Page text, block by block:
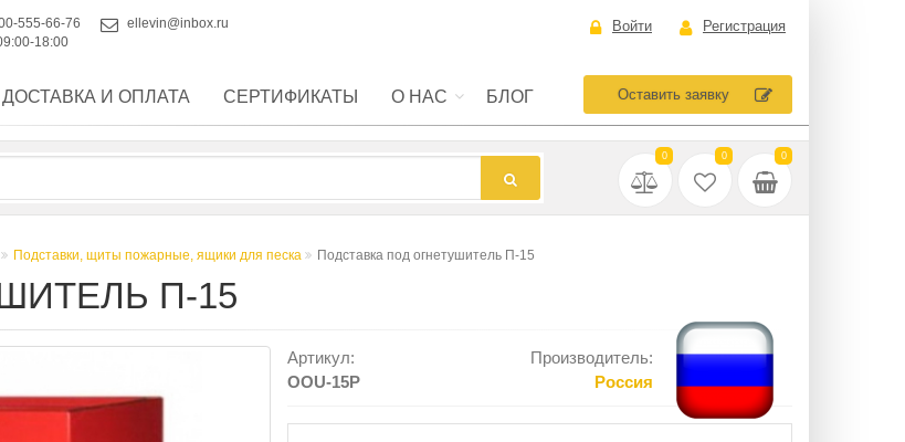
555-66-76
ellevin@inbox.ru
18:00
Войти Регистрация
ДОСТАВКА И ОПЛАТА СЕРТИФИКАТЫ О НАС БЛОГ Оставить заявку
0 0 0
Подставки, щиты пожарные, ящики для песка Подставка под огнетушитель П-15
П-15
Артикул:
OOU-15P
Производитель:
Россия